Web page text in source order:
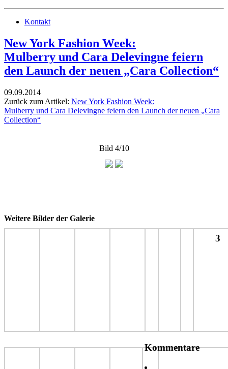
Kontakt
New York Fashion Week:
Mulberry und Cara Delevingne feiern
den Launch der neuen „Cara Collection“
09.09.2014
Zurück zum Artikel: New York Fashion Week:
Mulberry und Cara Delevingne feiern den Launch der neuen „Cara
Collection“
Bild 4/10
Weitere Bilder der Galerie
3
Kommentare